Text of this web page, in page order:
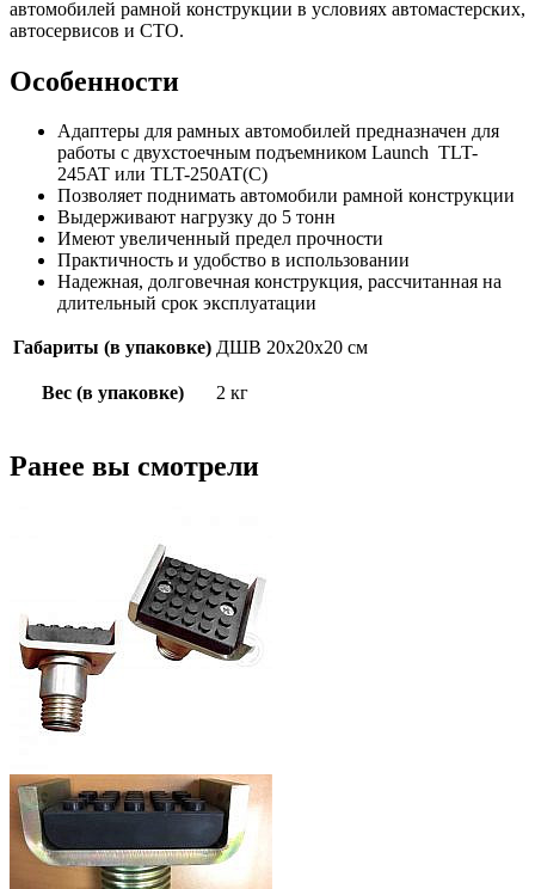
автомобилей рамной конструкции в условиях автомастерских,
автосервисов и СТО.
Особенности
Адаптеры для рамных автомобилей предназначен для
работы с двухстоечным подъемником Launch TLT-
245AT или TLT-250AT(C)
Позволяет поднимать автомобили рамной конструкции
Выдерживают нагрузку до 5 тонн
Имеют увеличенный предел прочности
Практичность и удобство в использовании
Надежная, долговечная конструкция, рассчитанная на
длительный срок эксплуатации
Габариты (в упаковке) ДШВ 20х20х20 см
Вес (в упаковке) 2 кг
Ранее вы смотрели